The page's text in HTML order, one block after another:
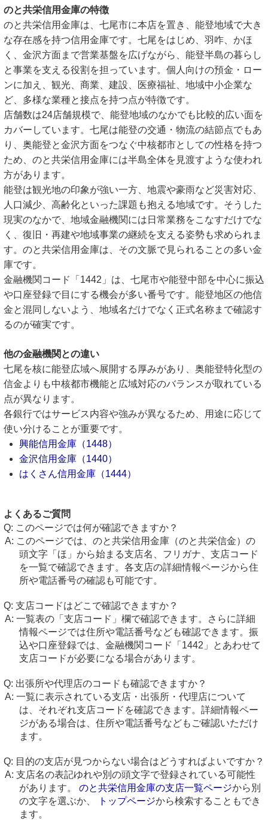
のと共栄信用金庫の特徴
のと共栄信用金庫は、七尾市に本店を置き、能登地域で大き
な存在感を持つ信用金庫です。七尾をはじめ、羽咋、かほ
く、金沢方面まで営業基盤を広げながら、能登半島の暮らし
と事業を支える役割を担っています。個人向けの預金・ロー
ンに加え、観光、商業、建設、医療福祉、地域中小企業な
ど、多様な業種と接点を持つ点が特徴です。
店舗数は24店舗規模で、能登地域のなかでも比較的広い面を
カバーしています。七尾は能登の交通・物流の結節点でもあ
り、奥能登と金沢方面をつなぐ中核都市としての性格を持つ
ため、のと共栄信用金庫には半島全体を見渡すような使われ
方があります。
能登は観光地の印象が強い一方、地震や豪雨など災害対応、
人口減少、高齢化といった課題も抱える地域です。そうした
現実のなかで、地域金融機関には日常業務をこなすだけでな
く、復旧・再建や地域事業の継続を支える姿勢も求められま
す。のと共栄信用金庫は、その文脈で見られることの多い金
庫です。
金融機関コード「1442」は、七尾市や能登中部を中心に振込
や口座登録で目にする機会が多い番号です。能登地区の他信
金と混同しないよう、地域名だけでなく正式名称まで確認す
るのが確実です。
他の金融機関との違い
七尾を核に能登広域へ展開する厚みがあり、奥能登特化型の
信金よりも中核都市機能と広域対応のバランスが取れている
点が異なります。
各銀行ではサービス内容や強みが異なるため、用途に応じて
使い分けることが重要です。
興能信用金庫（1448）
金沢信用金庫（1440）
はくさん信用金庫（1444）
よくあるご質問
このページでは何が確認できますか？
このページでは、のと共栄信用金庫（のと共栄信金）の
頭文字「ほ」から始まる支店名、フリガナ、支店コード
を一覧で確認できます。各支店の詳細情報ページから住
所や電話番号の確認も可能です。
支店コードはどこで確認できますか？
一覧表の「支店コード」欄で確認できます。さらに詳細
情報ページでは住所や電話番号なども確認できます。振
込や口座登録では、金融機関コード「1442」とあわせて
支店コードが必要になる場合があります。
出張所や代理店のコードも確認できますか？
一覧に表示されている支店・出張所・代理店について
は、それぞれ支店コードを確認できます。詳細情報ペー
ジがある場合は、住所や電話番号などもご確認いただけ
ます。
目的の支店が見つからない場合はどうすればよいですか？
支店名の表記ゆれや別の頭文字で登録されている可能性
があります。 のと共栄信用金庫の支店一覧ページから別
の文字を選ぶか、
トップページから検索することもでき
ます。